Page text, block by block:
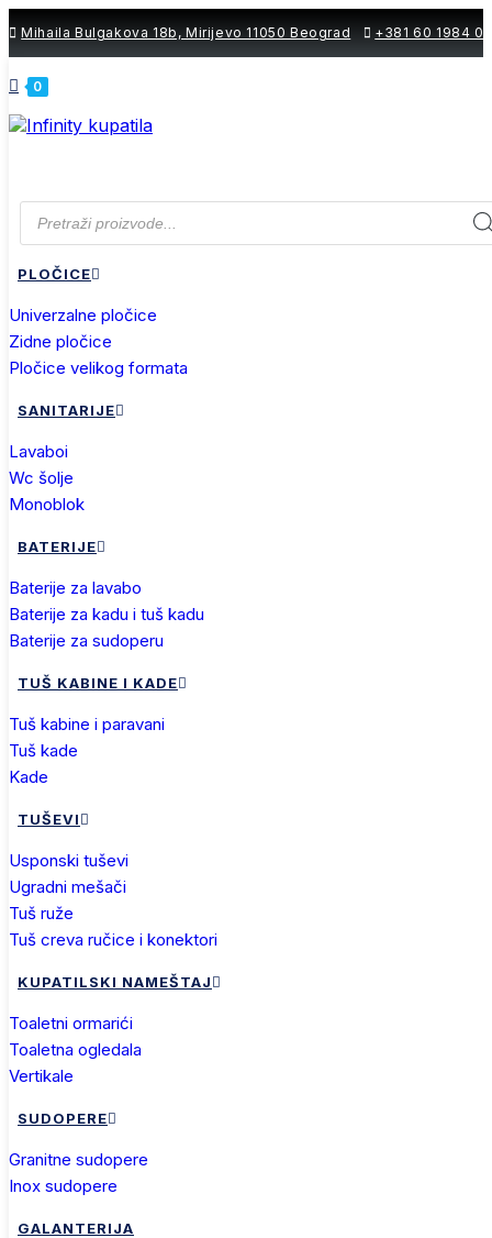
to
content
Mihaila Bulgakova 18b, Mirijevo 11050 Beograd +381 60 1984
0
Products
search
PLOČICE
univerzalne pločice
zidne pločice
pločice velikog formata
SANITARIJE
lavaboi
wc šolje
monoblok
BATERIJE
baterije za lavabo
baterije za kadu i tuš kadu
baterije za sudoperu
TUŠ KABINE I KADE
tuš kabine i paravani
tuš kade
kade
TUŠEVI
usponski tuševi
ugradni mešači
tuš ruže
tuš creva ručice i konektori
KUPATILSKI NAMEŠTAJ
toaletni ormarići
toaletna ogledala
vertikale
SUDOPERE
granitne sudopere
inox sudopere
GALANTERIJA